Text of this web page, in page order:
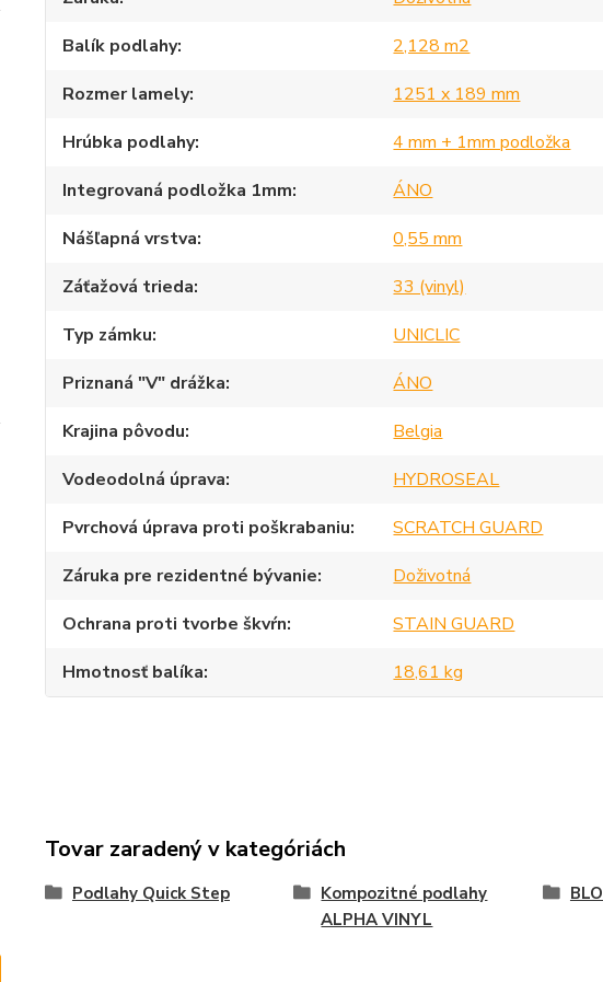
Balík podlahy
2,128 m2
Rozmer lamely
1251 x 189 mm
Hrúbka podlahy
4 mm + 1mm podložka
Integrovaná podložka 1mm
ÁNO
Nášľapná vrstva
0,55 mm
Záťažová trieda
33 (vinyl)
Typ zámku
UNICLIC
Priznaná "V" drážka
ÁNO
Krajina pôvodu
Belgia
Vodeodolná úprava
HYDROSEAL
Pvrchová úprava proti poškrabaniu
SCRATCH GUARD
Záruka pre rezidentné bývanie
Doživotná
Ochrana proti tvorbe škvŕn
STAIN GUARD
Hmotnosť balíka
18,61 kg
Tovar zaradený v kategóriách
Podlahy Quick Step
Kompozitné podlahy
ALPHA VINYL